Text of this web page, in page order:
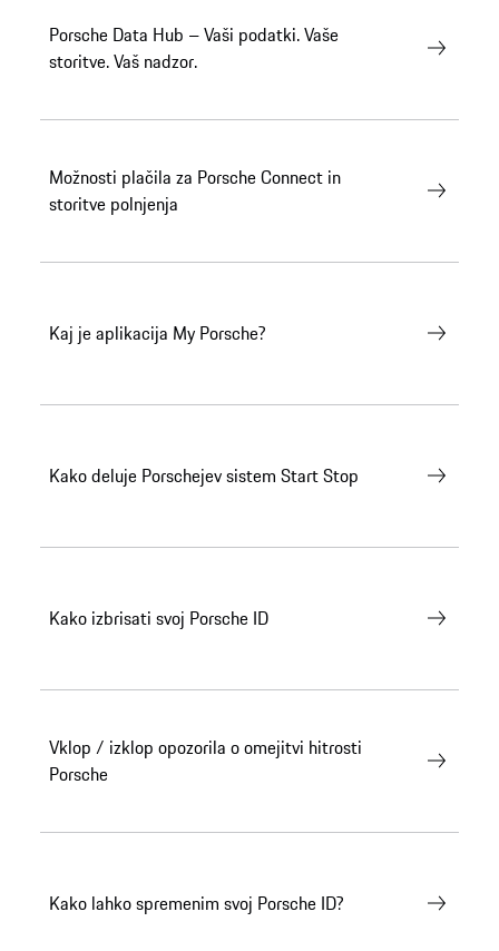
Porsche Data Hub – Vaši podatki. Vaše
storitve. Vaš nadzor.
Možnosti plačila za Porsche Connect in
storitve polnjenja
Kaj je aplikacija My Porsche?
Kako deluje Porschejev sistem Start Stop
Kako izbrisati svoj Porsche ID
Vklop / izklop opozorila o omejitvi hitrosti
Porsche
Kako lahko spremenim svoj Porsche ID?